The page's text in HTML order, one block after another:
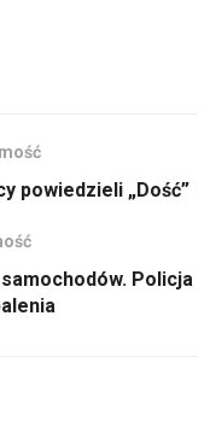
powiedzieli „Dość”
Policja